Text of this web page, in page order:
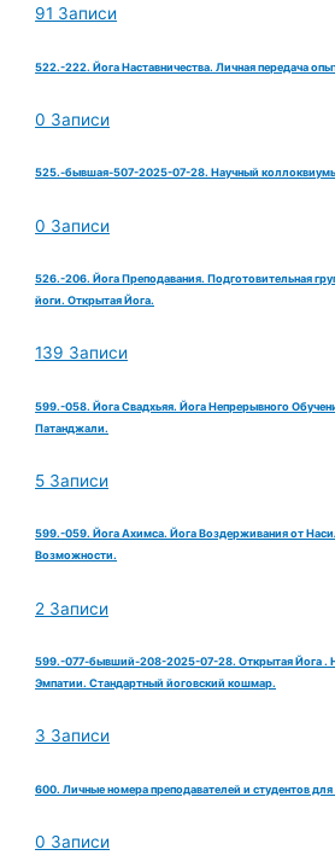
91 Записи
522.-222. Йога Наставничества. Личная передача
0 Записи
525.-бывшая-507-2025-07-28. Научный
0 Записи
526.-206. Йога Преподавания. Подготовительная
йоги. Открытая Йога.
139 Записи
599.-058. Йога Свадхьяя. Йога Непрерывного
Патанджали.
5 Записи
599.-059. Йога Ахимса. Йога Воздерживания от
Возможности.
2 Записи
599.-077-бывший-208-2025-07-28. Открытая Йога .
Эмпатии. Стандартный йоговский кошмар.
3 Записи
600. Личные номера преподавателей и студентов
0 Записи